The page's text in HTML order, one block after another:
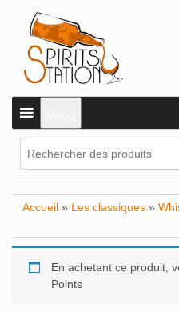
Accueil » Les classiques »
En achetant ce produit,
Points